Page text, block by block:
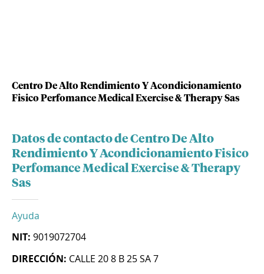
Centro De Alto Rendimiento Y Acondicionamiento
Fisico Perfomance Medical Exercise & Therapy Sas
Datos de contacto de Centro De Alto
Rendimiento Y Acondicionamiento Fisico
Perfomance Medical Exercise & Therapy
Sas
Ayuda
NIT: 9019072704
DIRECCIÓN: CALLE 20 8 B 25 SA 7